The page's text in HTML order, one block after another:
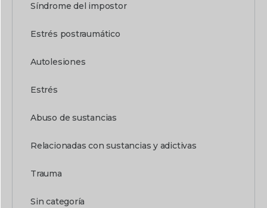
Síndrome del impostor
Estrés postraumático
Autolesiones
Estrés
Abuso de sustancias
Relacionadas con sustancias y adictivas
Trauma
Sin categoría